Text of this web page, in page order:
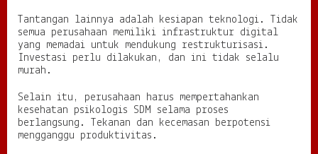
Tantangan lainnya adalah kesiapan teknologi. Tidak
semua perusahaan memiliki infrastruktur digital
yang memadai untuk mendukung restrukturisasi.
Investasi perlu dilakukan, dan ini tidak selalu
murah.
Selain itu, perusahaan harus mempertahankan
kesehatan psikologis SDM selama proses
berlangsung. Tekanan dan kecemasan berpotensi
mengganggu produktivitas.